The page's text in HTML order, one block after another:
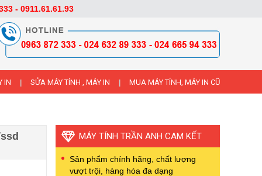
IN SỬA MÁY TÍNH , MÁY IN MUA MÁY TÍNH, MÁY IN CŨ
MÁY TÍNH TRẦN ANH CAM KẾT
Sản phẩm chính hãng, chất lượng
vượt trội, hàng hóa đa dạng
- 0911.61.61.93